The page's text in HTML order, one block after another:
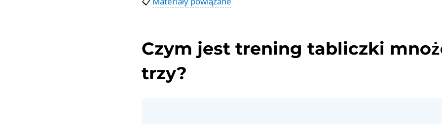
Czym jest trening tabliczki
trzy?